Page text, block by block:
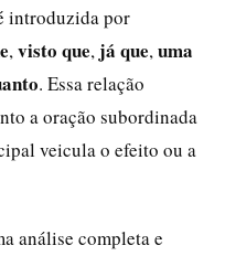
introduzida por
, visto que, já que, uma
. Essa relação
a oração subordinada
veicula o efeito ou a
análise completa e